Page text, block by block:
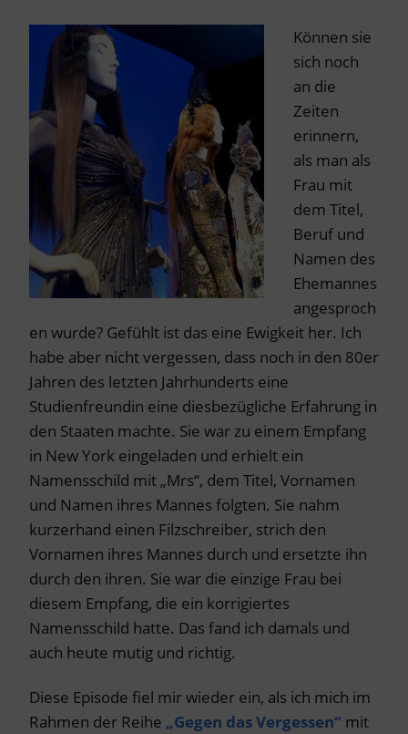
Können sie
sich noch
an die
Zeiten
erinnern,
als man als
Frau mit
dem Titel,
Beruf und
Namen des
Ehemannes
angesproch
en wurde? Gefühlt ist das eine Ewigkeit her. Ich
habe aber nicht vergessen, dass noch in den 80er
Jahren des letzten Jahrhunderts eine
Studienfreundin eine diesbezügliche Erfahrung in
den Staaten machte. Sie war zu einem Empfang
in New York eingeladen und erhielt ein
Namensschild mit „Mrs“, dem Titel, Vornamen
und Namen ihres Mannes folgten. Sie nahm
kurzerhand einen Filzschreiber, strich den
Vornamen ihres Mannes durch und ersetzte ihn
durch den ihren. Sie war die einzige Frau bei
diesem Empfang, die ein korrigiertes
Namensschild hatte. Das fand ich damals und
auch heute mutig und richtig.
Diese Episode fiel mir wieder ein, als ich mich im
Rahmen der Reihe „Gegen das Vergessen“ mit